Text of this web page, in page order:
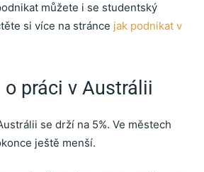
můžete i se studentský
si více na stránce jak podnikat v
práci v Austrálii
se drží na 5%. Ve městech
ještě menší.